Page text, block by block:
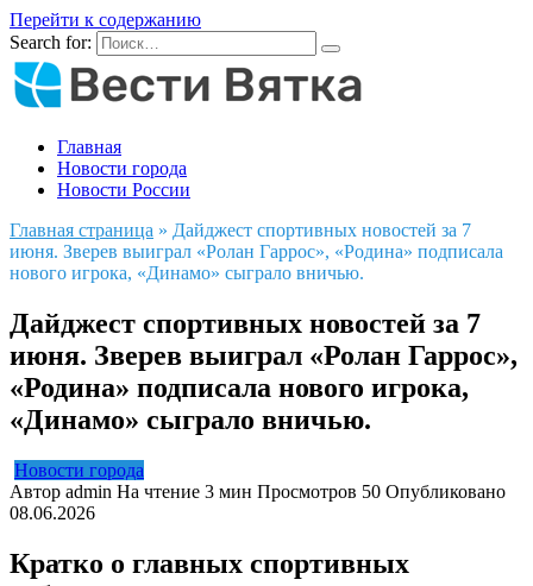
Перейти к содержанию
Search for:
Главная
Новости города
Новости России
Главная страница » Дайджест спортивных новостей за 7
июня. Зверев выиграл «Ролан Гаррос», «Родина» подписала
нового игрока, «Динамо» сыграло вничью.
Дайджест спортивных новостей за 7
июня. Зверев выиграл «Ролан Гаррос»,
«Родина» подписала нового игрока,
«Динамо» сыграло вничью.
Новости города
Автор admin На чтение 3 мин Просмотров 50 Опубликовано
08.06.2026
Кратко о главных спортивных